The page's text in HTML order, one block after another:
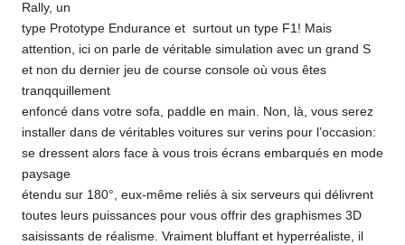
Rally, un
type Prototype Endurance et surtout un type F1! Mais
attention, ici on parle de véritable simulation avec un grand S
et non du dernier jeu de course console où vous êtes
tranqquillement
enfoncé dans votre sofa, paddle en main. Non, là, vous serez
installer dans de véritables voitures sur verins pour l’occasion:
se dressent alors face à vous trois écrans embarqués en mode
paysage
étendu sur 180°, eux-même reliés à six serveurs qui délivrent
toutes leurs puissances pour vous offrir des graphismes 3D
saisissants de réalisme. Vraiment bluffant et hyperréaliste, il